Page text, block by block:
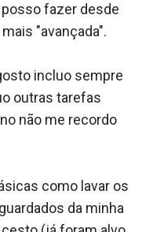
fazer desde
"avançada".
incluo sempre
outras tarefas
não me recordo
como lavar os
da minha